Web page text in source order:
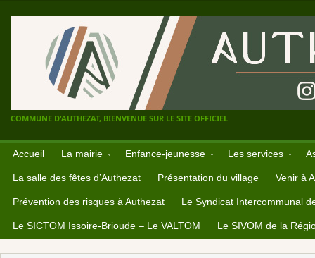
COMMUNE D'AUTHEZAT, BIENVENUE SUR LE SITE OFFICIEL
Accueil La mairie Enfance-jeunesse Les services
La salle des fêtes d’Authezat Présentation du village Venir à
Prévention des risques à Authezat Le Syndicat Intercommunal
Le SICTOM Issoire-Brioude – Le VALTOM Le SIVOM de la